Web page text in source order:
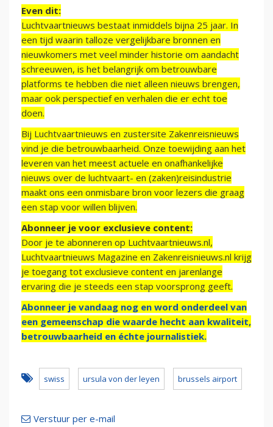
Even dit:
Luchtvaartnieuws bestaat inmiddels bijna 25 jaar. In
een tijd waarin talloze vergelijkbare bronnen en
nieuwkomers met veel minder historie om aandacht
schreeuwen, is het belangrijk om betrouwbare
platforms te hebben die niet alleen nieuws brengen,
maar ook perspectief en verhalen die er echt toe
doen.
Bij Luchtvaartnieuws en zustersite Zakenreisnieuws
vind je die betrouwbaarheid. Onze toewijding aan het
leveren van het meest actuele en onafhankelijke
nieuws over de luchtvaart- en (zaken)reisindustrie
maakt ons een onmisbare bron voor lezers die graag
een stap voor willen blijven.
Abonneer je voor exclusieve content:
Door je te abonneren op Luchtvaartnieuws.nl,
Luchtvaartnieuws Magazine en Zakenreisnieuws.nl krijg
je toegang tot exclusieve content en jarenlange
ervaring die je steeds een stap voorsprong geeft.
Abonneer je vandaag nog en word onderdeel van
een gemeenschap die waarde hecht aan kwaliteit,
betrouwbaarheid en échte journalistiek.
swiss ursula von der leyen brussels airport
Verstuur per e-mail